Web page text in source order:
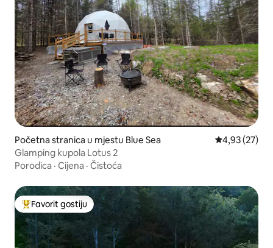
Početna stranica u mjestu Blue Sea prosječna
4,93 (27)
Glamping kupola Lotus 2
Porodica · Cijena · Čistoća
Glavni favorit gostiju
Favorit gostiju